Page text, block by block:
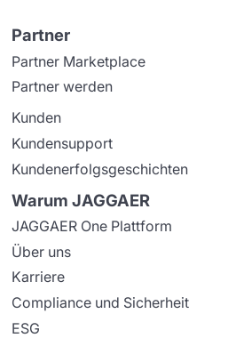
Partner
Partner Marketplace
Partner werden
Kunden
Kundensupport
Kundenerfolgsgeschichten
Warum JAGGAER
JAGGAER One Plattform
Über uns
Karriere
Compliance und Sicherheit
ESG